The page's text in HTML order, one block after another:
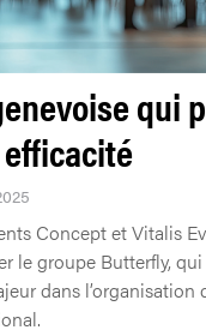
qui
Concept et Vitalis
le groupe Butterfly,
dans l’organisation